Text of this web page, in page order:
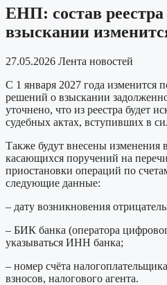
ЕНП: состав
взыскании
27.05.2026 Лента новостей
С 1 января 2027 года изменится
решений о взыскании
уточнено, что из реестра будет
судебных актах, вступивших в
Также будут внесены изменения
касающихся поручений на
приостановки операций по
следующие данные:
– дату возникновения
– БИК банка (оператора
указываться ИНН банка;
– номер счёта
взносов, налогового агента.